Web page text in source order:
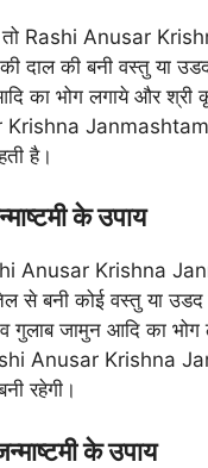
तो Rashi Anusar
दाल की बनी वस्तु या
का भोग लगाये और श्री
है।
के उपाय
Anusar Krishna
से बनी कोई वस्तु या
गुलाब जामुन आदि का
Anusar Krishna
रहेगी।
के उपाय